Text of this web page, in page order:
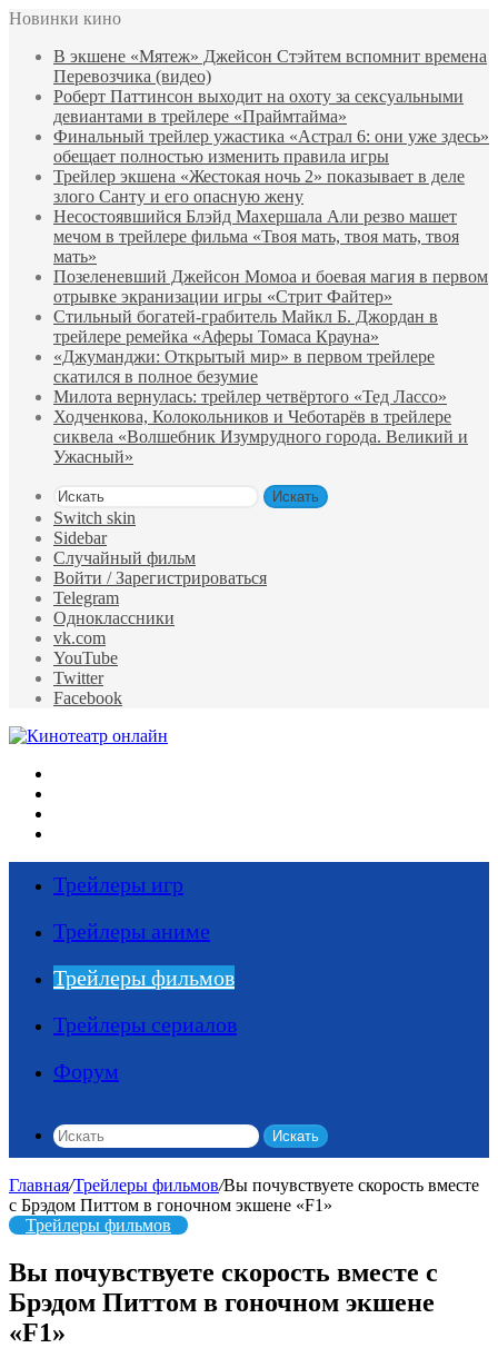
Новинки кино
В экшене «Мятеж» Джейсон Стэйтем вспомнит времена
Перевозчика (видео)
Роберт Паттинсон выходит на охоту за сексуальными
девиантами в трейлере «Праймтайма»
Финальный трейлер ужастика «Астрал 6: они уже здесь»
обещает полностью изменить правила игры
Трейлер экшена «Жестокая ночь 2» показывает в деле
злого Санту и его опасную жену
Несостоявшийся Блэйд Махершала Али резво машет
мечом в трейлере фильма «Твоя мать, твоя мать, твоя
мать»
Позеленевший Джейсон Момоа и боевая магия в первом
отрывке экранизации игры «Стрит Файтер»
Стильный богатей-грабитель Майкл Б. Джордан в
трейлере ремейка «Аферы Томаса Крауна»
«Джуманджи: Открытый мир» в первом трейлере
скатился в полное безумие
Милота вернулась: трейлер четвёртого «Тед Лассо»
Ходченкова, Колокольников и Чеботарёв в трейлере
сиквела «Волшебник Изумрудного города. Великий и
Ужасный»
Искать
Switch skin
Sidebar
Случайный фильм
Войти / Зарегистрироваться
Telegram
Одноклассники
vk.com
YouTube
Twitter
Facebook
Трейлеры игр
Трейлеры аниме
Трейлеры фильмов
Трейлеры сериалов
Форум
Искать
Главная/Трейлеры фильмов/Вы почувствуете скорость вместе
с Брэдом Питтом в гоночном экшене «F1»
Трейлеры фильмов
Вы почувствуете скорость вместе с
Брэдом Питтом в гоночном экшене
«F1»